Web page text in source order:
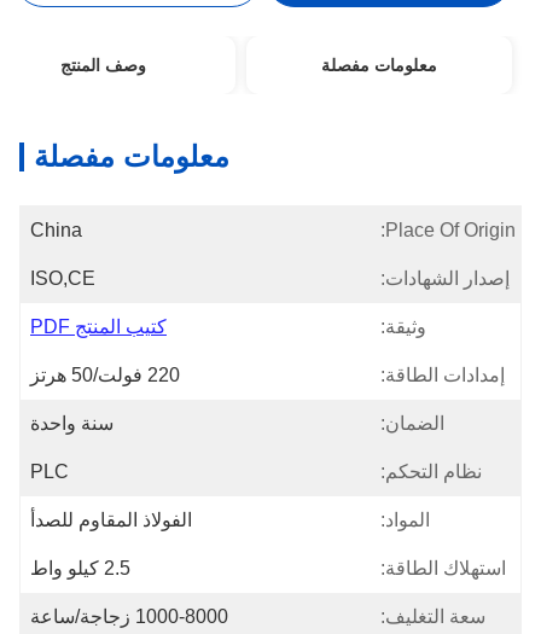
معلومات مفصلة وصف المنتج
معلومات مفصلة
Place Of Origin:
China
إصدار الشهادات: ISO,CE
وثيقة: كتيب المنتج PDF
إمدادات الطاقة: 220 فولت/50 هرتز
الضمان: سنة واحدة
نظام التحكم: PLC
المواد: الفولاذ المقاوم للصدأ
استهلاك الطاقة: 2.5 كيلو واط
سعة التغليف: 1000-8000 زجاجة/ساعة